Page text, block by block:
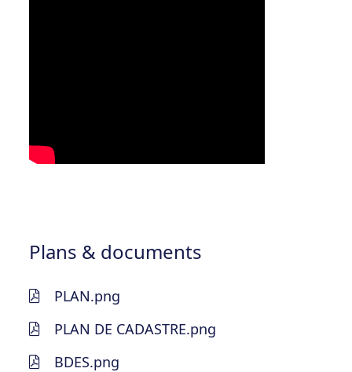
Plans & documents
PLAN.png
PLAN DE CADASTRE.png
BDES.png